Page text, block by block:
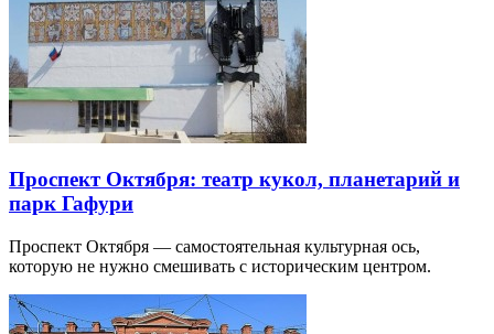
Проспект Октября: театр кукол, планетарий и
парк Гафури
Проспект Октября — самостоятельная культурная ось,
которую не нужно смешивать с историческим центром.